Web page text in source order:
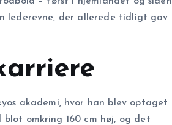
lederevne, der allerede tidligt gav
akademi, hvor han blev optaget
omkring 160 cm høj, og det